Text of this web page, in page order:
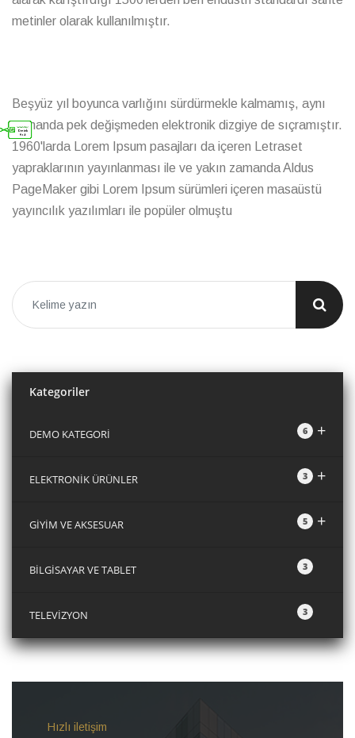
metinler olarak kullanılmıştır.
Beşyüz yıl boyunca varlığını sürdürmekle kalmamış, aynı
zamanda pek değişmeden elektronik dizgiye de sıçramıştır.
1960'larda Lorem Ipsum pasajları da içeren Letraset
yapraklarının yayınlanması ile ve yakın zamanda Aldus
PageMaker gibi Lorem Ipsum sürümleri içeren masaüstü
yayıncılık yazılımları ile popüler olmuştu
Kategoriler
6
DEMO KATEGORİ +
3
ELEKTRONİK ÜRÜNLER +
5
GİYİM VE AKSESUAR +
3
BİLGİSAYAR VE TABLET
3
TELEVİZYON
Hızlı iletişim